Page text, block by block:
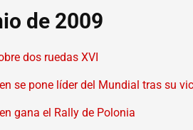
de 2009
dos ruedas XVI
se pone líder del Mundial tras su
gana el Rally de Polonia